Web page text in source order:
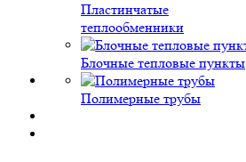
Пластинчатые
теплообменники
Блочные тепловые пункты
Полимерные трубы